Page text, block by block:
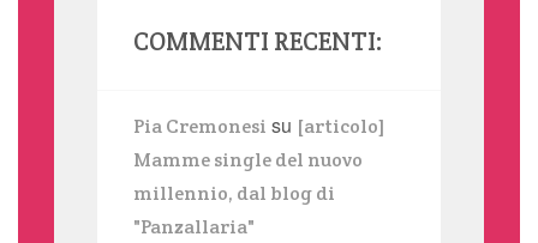
COMMENTI RECENTI:
Pia Cremonesi su [articolo]
Mamme single del nuovo
millennio, dal blog di
"Panzallaria"